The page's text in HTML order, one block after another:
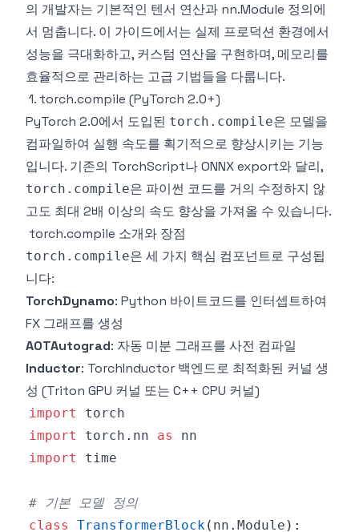
의 개발자는 기본적인 텐서 연산과 nn.Module 정의에
서 멈춥니다. 이 가이드에서는 실제 프로덕션 환경에서
성능을 극대화하고, 커스텀 연산을 구현하며, 메모리를
효율적으로 관리하는 고급 기법들을 다룹니다.
1. torch.compile (PyTorch 2.0+)
PyTorch 2.0에서 도입된 torch.compile은 모델을
컴파일하여 실행 속도를 획기적으로 향상시키는 기능
입니다. 기존의 TorchScript나 ONNX export와 달리,
torch.compile은 파이썬 코드를 거의 수정하지 않
고도 최대 2배 이상의 속도 향상을 가져올 수 있습니다.
torch.compile 소개와 장점
torch.compile은 세 가지 핵심 컴포넌트로 구성됩
니다:
TorchDynamo: Python 바이트코드를 인터셉트하여
FX 그래프를 생성
AOTAutograd: 자동 미분 그래프를 사전 컴파일
Inductor: TorchInductor 백엔드로 최적화된 커널 생
성 (Triton GPU 커널 또는 C++ CPU 커널)
import
import
torch . nn as
import
# 기본 모델 정의
class
TransformerBlock( nn . Module ) :